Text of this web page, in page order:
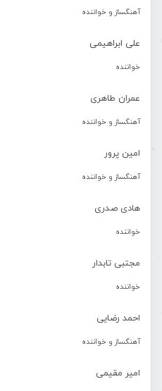
آهنگساز و خواننده
علی ابراهیمی
خواننده
عمران طاهری
آهنگساز و خواننده
امین پرور
آهنگساز و خواننده
هادی صدری
خواننده
مجتبی تابدار
خواننده
احمد رضایی
آهنگساز و خواننده
امیر مقیمی